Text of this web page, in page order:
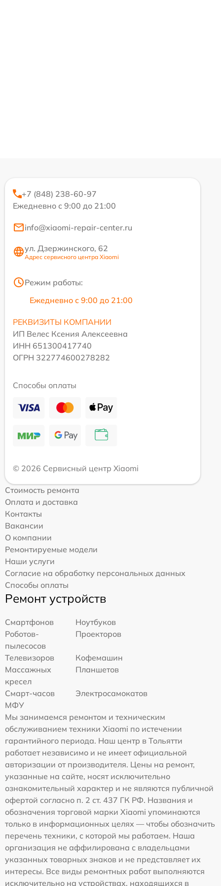
+7 (848) 238-60-97
Ежедневно с 9:00 до 21:00
info@xiaomi-repair-center.ru
ул. Дзержинского, 62
Адрес сервисного центра Xiaomi
Режим работы:
Ежедневно с 9:00 до 21:00
РЕКВИЗИТЫ КОМПАНИИ
ИП Велес Ксения Алексеевна
ИНН 651300417740
ОГРН 322774600278282
Способы оплаты
© 2026 Сервисный центр Xiaomi
Стоимость ремонта
Оплата и доставка
Контакты
Вакансии
О компании
Ремонтируемые модели
Наши услуги
Согласие на обработку персональных данных
Способы оплаты
Ремонт устройств
Смартфонов
Ноутбуков
Роботов-
пылесосов
Проекторов
Телевизоров
Кофемашин
Массажных
кресел
Планшетов
Смарт-часов
Электросамокатов
МФУ
Мы занимаемся ремонтом и техническим
обслуживанием техники Xiaomi по истечении
гарантийного периода. Наш центр в Тольятти
работает независимо и не имеет официальной
авторизации от производителя. Цены на ремонт,
указанные на сайте, носят исключительно
ознакомительный характер и не являются публичной
офертой согласно п. 2 ст. 437 ГК РФ. Названия и
обозначения торговой марки Xiaomi упоминаются
только в информационных целях — чтобы обозначить
перечень техники, с которой мы работаем. Наша
организация не аффилирована с владельцами
указанных товарных знаков и не представляет их
интересы. Все виды ремонтных работ выполняются
исключительно на устройствах, находящихся в